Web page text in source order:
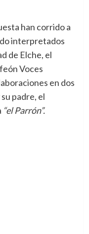
han corrido a
interpretados
de Elche, el
Voces
en dos
padre, el
“el Parrón”.